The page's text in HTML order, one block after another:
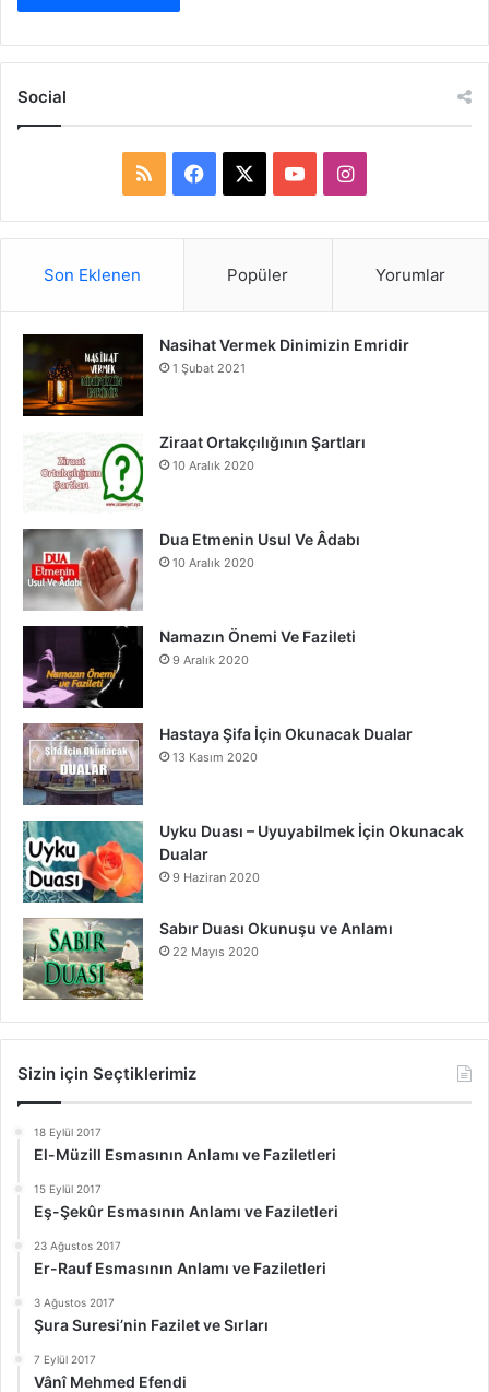
Social
S
a
b
o
o
u
e
I
n
a
r
Son Eklenen Popüler Yorumlar
Nasihat Vermek Dinimizin Emridir
1 Şubat 2021
Ziraat Ortakçılığının Şartları
10 Aralık 2020
Dua Etmenin Usul Ve Âdabı
10 Aralık 2020
Namazın Önemi Ve Fazileti
9 Aralık 2020
Hastaya Şifa İçin Okunacak Dualar
13 Kasım 2020
Uyku Duası – Uyuyabilmek İçin Okunacak
Dualar
9 Haziran 2020
Sabır Duası Okunuşu ve Anlamı
22 Mayıs 2020
Sizin için Seçtiklerimiz
18 Eylül 2017
El-Müzill Esmasının Anlamı ve Faziletleri
15 Eylül 2017
Eş-Şekûr Esmasının Anlamı ve Faziletleri
23 Ağustos 2017
Er-Rauf Esmasının Anlamı ve Faziletleri
3 Ağustos 2017
Şura Suresi’nin Fazilet ve Sırları
7 Eylül 2017
Vânî Mehmed Efendi